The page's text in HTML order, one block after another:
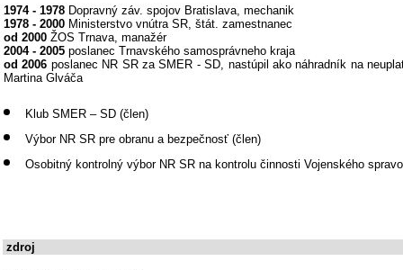
1974 - 1978 Dopravný záv. spojov Bratislava, mechanik
1978 - 2000 Ministerstvo vnútra SR, štát. zamestnanec
od 2000 ŽOS Trnava, manažér
2004 - 2005 poslanec Trnavského samosprávneho kraja
od 2006 poslanec NR SR za SMER - SD, nastúpil ako náhradník na
Martina Glváča
Klub SMER – SD (člen)
Výbor NR SR pre obranu a bezpečnosť (člen)
Osobitný kontrolný výbor NR SR na kontrolu činnosti Vojenského
zdroj